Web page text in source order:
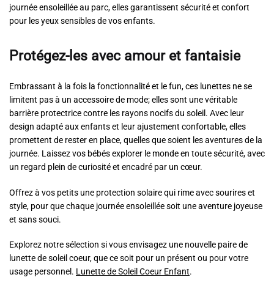
journée ensoleillée au parc, elles garantissent sécurité et confort
pour les yeux sensibles de vos enfants.
Protégez-les avec amour et fantaisie
Embrassant à la fois la fonctionnalité et le fun, ces lunettes ne se
limitent pas à un accessoire de mode; elles sont une véritable
barrière protectrice contre les rayons nocifs du soleil. Avec leur
design adapté aux enfants et leur ajustement confortable, elles
promettent de rester en place, quelles que soient les aventures de la
journée. Laissez vos bébés explorer le monde en toute sécurité, avec
un regard plein de curiosité et encadré par un cœur.
Offrez à vos petits une protection solaire qui rime avec sourires et
style, pour que chaque journée ensoleillée soit une aventure joyeuse
et sans souci.
Explorez notre sélection si vous envisagez une nouvelle paire de
lunette de soleil coeur, que ce soit pour un présent ou pour votre
usage personnel. Lunette de Soleil Coeur Enfant.